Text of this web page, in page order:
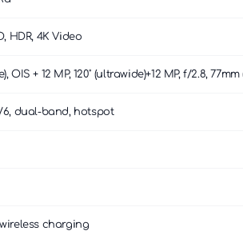
HDR, 4K Video
OIS + 12 MP, 120˚ (ultrawide)+12 MP, f/2.8,
6, dual-band, hotspot
charging